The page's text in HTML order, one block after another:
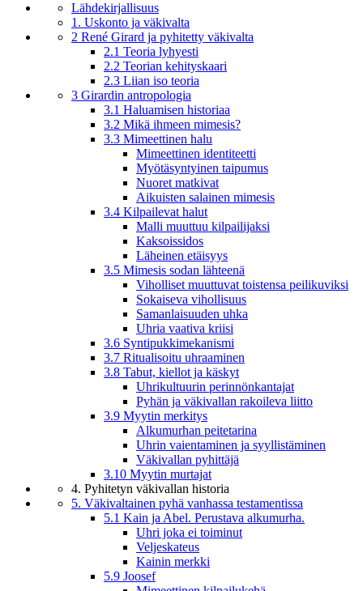
Lähdekirjallisuus
1. Uskonto ja väkivalta
2 René Girard ja pyhitetty väkivalta
2.1 Teoria lyhyesti
2.2 Teorian kehityskaari
2.3 Liian iso teoria
3 Girardin antropologia
3.1 Haluamisen historiaa
3.2 Mikä ihmeen mimesis?
3.3 Mimeettinen halu
Mimeettinen identiteetti
Myötäsyntyinen taipumus
Nuoret matkivat
Aikuisten salainen mimesis
3.4 Kilpailevat halut
Malli muuttuu kilpailijaksi
Kaksoissidos
Läheinen etäisyys
3.5 Mimesis sodan lähteenä
Viholliset muuttuvat toistensa peilikuviksi
Sokaiseva vihollisuus
Samanlaisuuden uhka
Uhria vaativa kriisi
3.6 Syntipukkimekanismi
3.7 Ritualisoitu uhraaminen
3.8 Tabut, kiellot ja käskyt
Uhrikultuurin perinnönkantajat
Pyhän ja väkivallan rakoileva liitto
3.9 Myytin merkitys
Alkumurhan peitetarina
Uhrin vaientaminen ja syyllistäminen
Väkivallan pyhittäjä
3.10 Myytin murtajat
4. Pyhitetyn väkivallan historia
5. Väkivaltainen pyhä vanhassa testamentissa
5.1 Kain ja Abel. Perustava alkumurha.
Uhri joka ei toiminut
Veljeskateus
Kainin merkki
5.9 Joosef